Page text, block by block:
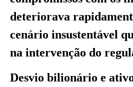
deteriorava
cenário insustentável
na intervenção do
Desvio bilionário e